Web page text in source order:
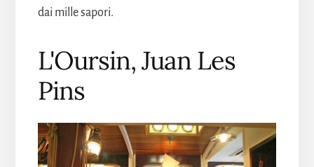
dai mille sapori.
L'Oursin, Juan Les
Pins